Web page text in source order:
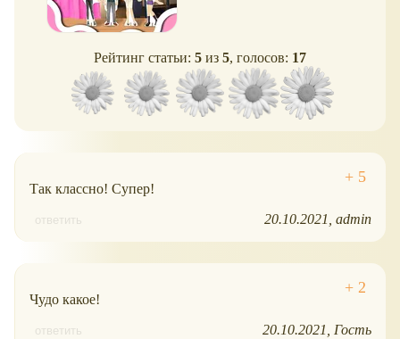
Рейтинг статьи: 5 из 5, голосов: 17
Так классно! Супер!
ответить 20.10.2021 admin
Чудо какое!
ответить 20.10.2021 Гость